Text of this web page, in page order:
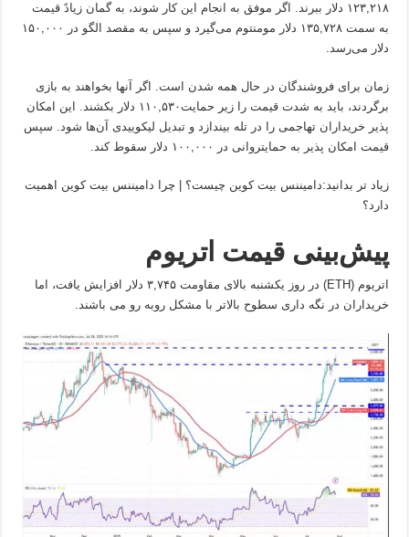
۱۲۳,۲۱۸ دلار ببرند. اگر موفق به انجام این کار شوند، به گمان زیادً قیمت
به سمت ۱۳۵,۷۲۸ دلار مومنتوم می‌گیرد و سپس به مقصد الگو در ۱۵۰,۰۰۰
دلار می‌رسد.
زمان برای فروشندگان در حال همه شدن است. اگر آنها بخواهند به بازی
برگردند، باید به شدت قیمت را زیر حمایت۱۱۰,۵۳۰ دلار بکشند. این امکان
پذیر خریداران تهاجمی را در تله بیندازد و تبدیل لیکوییدی آن‌ها شود. سپس
قیمت امکان پذیر به حمایتروانی در ۱۰۰,۰۰۰ دلار سقوط کند.
زیاد تر بدانید:دامیننس بیت کوین چیست؟ | چرا دامیننس بیت کوین اهمیت
دارد؟
پیش‌بینی قیمت اتریوم
اتریوم (ETH) در روز یکشنبه بالای مقاومت ۳,۷۴۵ دلار افزایش یافت، اما
خریداران در نگه داری سطوح بالاتر با مشکل روبه رو می باشند.